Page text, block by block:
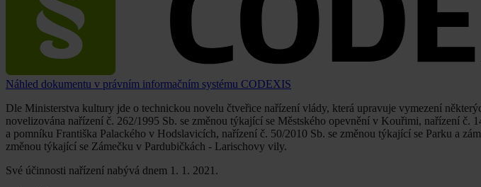
Náhled dokumentu v právním informačním systému CODEXIS
Dle Ministerstva kultury jde o technickou novelu čtveřice nařízení vlády, která upravuje vymezení
novelizována nařízení č. 262/1995 Sb. se změnou týkající se Městského opevnění v Kouřimi, nařízení č.
a pomníku Františka Palackého v Hodslavicích, nařízení č. 50/2010 Sb. se změnou týkající se Parku a
změnou týkající se Zámečku v Pardubičkách - Larischovy vily.
Své účinnosti nařízení nabývá dnem 1. 1. 2021.